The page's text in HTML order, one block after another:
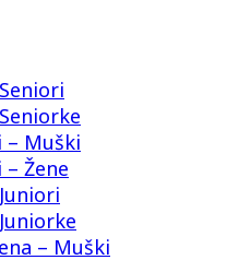
– Muški
Žene
– Muški